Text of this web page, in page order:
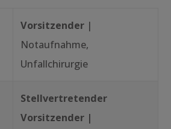
Vorsitzender |
Notaufnahme,
Unfallchirurgie
Stellvertretender
Vorsitzender |